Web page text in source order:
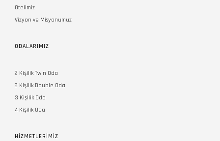
Otelimiz
Vizyon ve Misyonumuz
ODALARIMIZ
2 Kişilik Twin Oda
2 Kişilik Double Oda
3 Kişilik Oda
4 Kişilik Oda
HİZMETLERİMİZ